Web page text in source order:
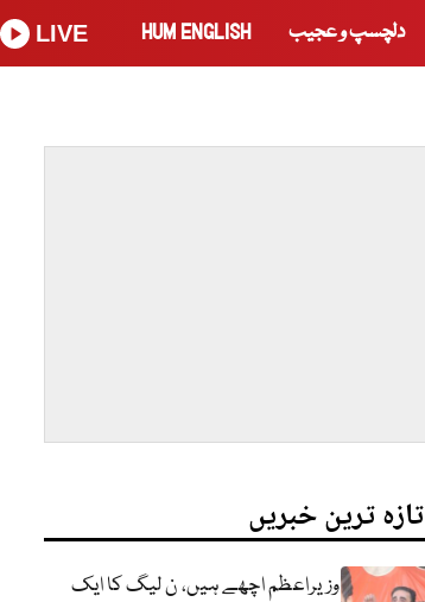
دلچسپ و عجیب HUM ENGLISH
LIVE
تازہ ترین خبریں
وزیراعظم اچھے ہیں، ن لیگ کا ایک